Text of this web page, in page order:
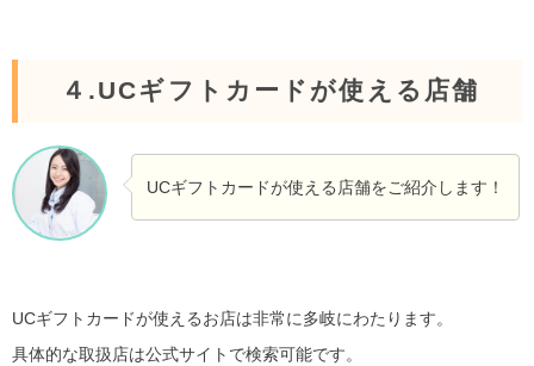
４.UCギフトカードが使える店舗
UCギフトカードが使える店舗をご紹介します！
UCギフトカードが使えるお店は非常に多岐にわたります。
具体的な取扱店は公式サイトで検索可能です。